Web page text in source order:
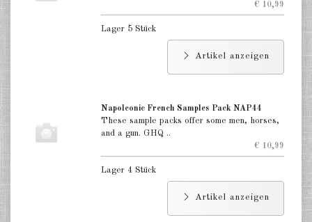
€ 10,99
Lager 5 Stück
Artikel anzeigen
Napoleonic French Samples Pack NAP44
These sample packs offer some men, horses,
and a gun. GHQ ..
€ 10,99
Lager 4 Stück
Artikel anzeigen